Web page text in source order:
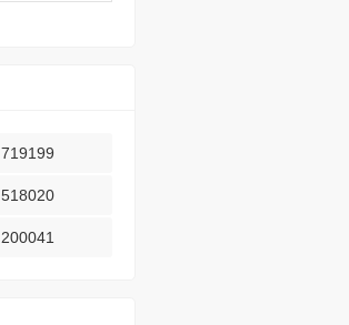
719199
518020
200041